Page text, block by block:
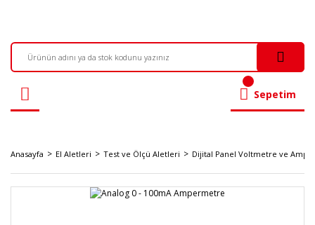
Sepetim
Anasayfa El Aletleri Test ve Ölçü Aletleri Dijital Panel Voltmetre ve